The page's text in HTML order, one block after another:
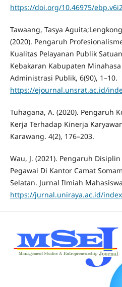
https://doi.org/10.46975/
Tawaang, Tasya
(2020). Pengaruh
Kualitas Pelayanan Publik
Kebakaran Kabupaten
Administrasi Publik, 6(90), 1–10.
https://ejournal.unsrat.ac.id/
Tuhagana, A. (2020). Pengaruh
Kerja Terhadap Kinerja
Karawang. 4(2), 176–203.
Wau, J. (2021). Pengaruh
Pegawai Di Kantor Camat
Selatan. Jurnal Ilmiah
https://jurnal.uniraya.ac.id/